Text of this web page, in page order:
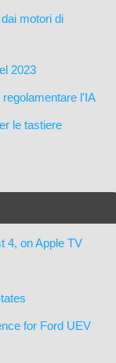
motori di
2023
l'IA
le tastiere
4, on Apple TV
for Ford UEV